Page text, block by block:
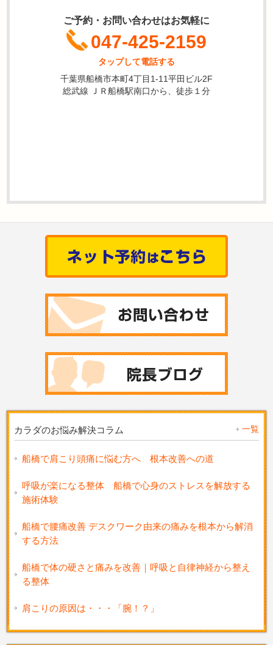
ご予約・お問い合わせはお気軽に
047-425-2159
タップして電話する
千葉県船橋市本町4丁目1-11平田ビル2F
総武線 ＪＲ船橋駅南口から、徒歩１分
カラダのお悩み解決コラム 一覧
船橋で肩こり頭痛に悩む方へ 根本改善への道
呼吸が楽になる整体 船橋で心身のストレスを解放する
施術体験
船橋で腰痛改善 デスクワーク由来の痛みを根本から解消
する方法
船橋で体の硬さと痛みを改善｜呼吸と自律神経から整え
る整体
肩こりの原因は・・・「腕！？」